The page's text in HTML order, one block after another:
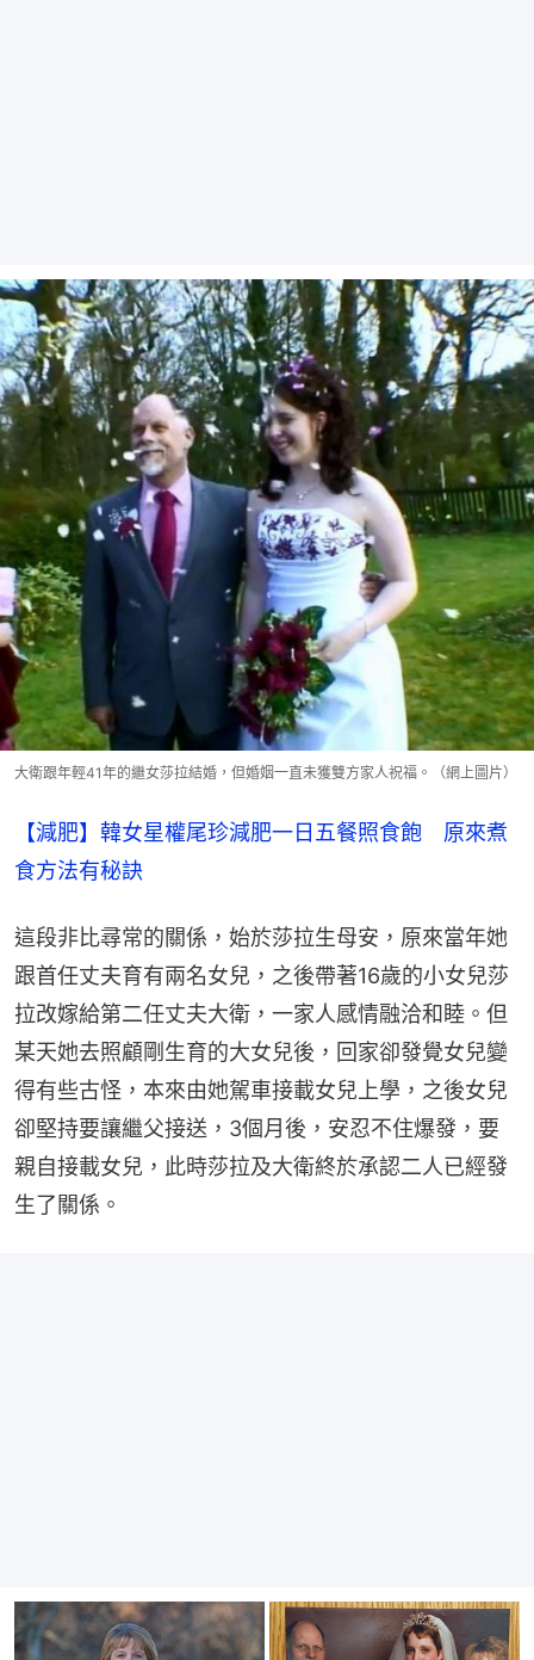
大衛跟年輕41年的繼女莎拉結婚，但婚姻一直未獲雙方家人祝福。（網上圖片）
【減肥】韓女星權尾珍減肥一日五餐照食飽　原來煮
食方法有秘訣
這段非比尋常的關係，始於莎拉生母安，原來當年她
跟首任丈夫育有兩名女兒，之後帶著16歲的小女兒莎
拉改嫁給第二任丈夫大衛，一家人感情融洽和睦。但
某天她去照顧剛生育的大女兒後，回家卻發覺女兒變
得有些古怪，本來由她駕車接載女兒上學，之後女兒
卻堅持要讓繼父接送，3個月後，安忍不住爆發，要
親自接載女兒，此時莎拉及大衛終於承認二人已經發
生了關係。